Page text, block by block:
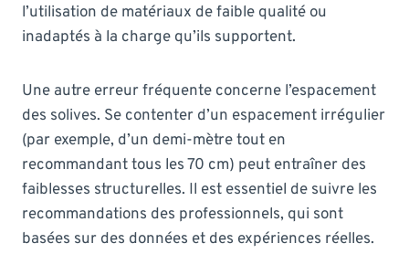
l’utilisation de matériaux de faible qualité ou
inadaptés à la charge qu’ils supportent.
Une autre erreur fréquente concerne l’espacement
des solives. Se contenter d’un espacement irrégulier
(par exemple, d’un demi-mètre tout en
recommandant tous les 70 cm) peut entraîner des
faiblesses structurelles. Il est essentiel de suivre les
recommandations des professionnels, qui sont
basées sur des données et des expériences réelles.